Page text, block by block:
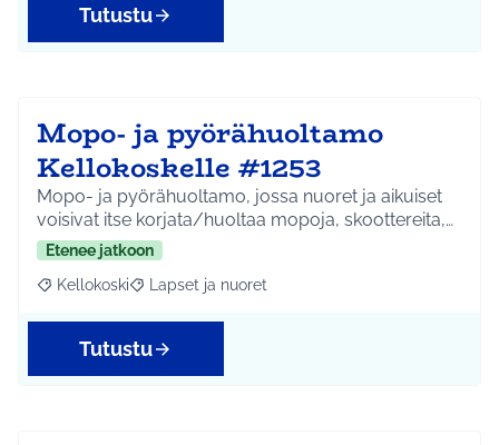
Tutustu
Mopo- ja pyörähuoltamo
Kellokoskelle #1253
Mopo- ja pyörähuoltamo, jossa nuoret ja aikuiset
voisivat itse korjata/huoltaa mopoja, skoottereita,…
Etenee jatkoon
Rajaa tulokset aihepiirin mukaan: Kellokoski
Kellokoski Rajaa tulokset teeman mukaan: Lapset ja nuoret
Lapset ja nuoret
Tutustu